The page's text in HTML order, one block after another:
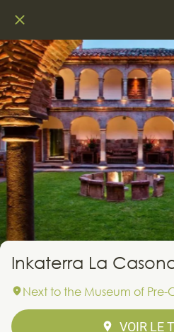
Inkaterra La
Next to the Museum of Pre-
VOIR LE